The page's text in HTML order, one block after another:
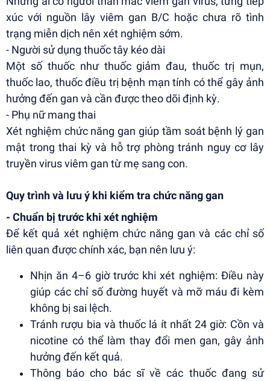
xúc với nguồn lây viêm gan B/C hoặc chưa rõ tình
trạng miễn dịch nên xét nghiệm sớm.
- Người sử dụng thuốc tây kéo dài
Một số thuốc như thuốc giảm đau, thuốc trị mụn,
thuốc lao, thuốc điều trị bệnh mạn tính có thể gây ảnh
hưởng đến gan và cần được theo dõi định kỳ.
- Phụ nữ mang thai
Xét nghiệm chức năng gan giúp tầm soát bệnh lý gan
mật trong thai kỳ và hỗ trợ phòng tránh nguy cơ lây
truyền virus viêm gan từ mẹ sang con.
Quy trình và lưu ý khi kiểm tra chức năng gan
- Chuẩn bị trước khi xét nghiệm
Để kết quả xét nghiệm chức năng gan và các chỉ số
liên quan được chính xác, bạn nên lưu ý:
Nhịn ăn 4–6 giờ trước khi xét nghiệm: Điều này
giúp các chỉ số đường huyết và mỡ máu đi kèm
không bị sai lệch.
Tránh rượu bia và thuốc lá ít nhất 24 giờ: Cồn và
nicotine có thể làm thay đổi men gan, gây ảnh
hưởng đến kết quả.
Thông báo cho bác sĩ về các thuốc đang sử